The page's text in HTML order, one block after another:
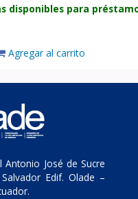
disponibles para
Agregar al carrito
Antonio José de Sucre
Edif. Olade –